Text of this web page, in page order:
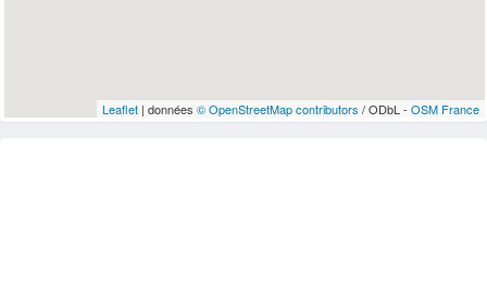
Leaflet| données © OpenStreetMap contributors / ODbL - OSM France